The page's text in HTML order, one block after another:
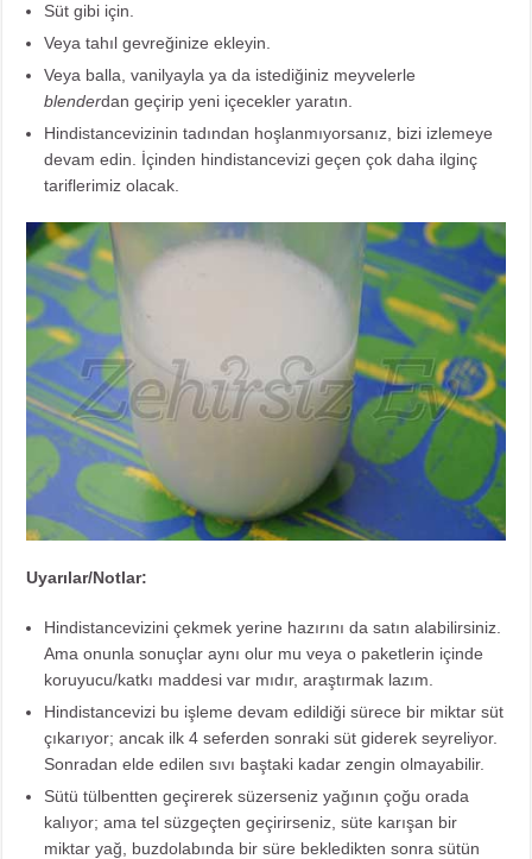
Süt gibi için.
Veya tahıl gevreğinize ekleyin.
Veya balla, vanilyayla ya da istediğiniz meyvelerle
blenderdan geçirip yeni içecekler yaratın.
Hindistancevizinin tadından hoşlanmıyorsanız, bizi izlemeye
devam edin. İçinden hindistancevizi geçen çok daha ilginç
tariflerimiz olacak.
Uyarılar/Notlar:
Hindistancevizini çekmek yerine hazırını da satın alabilirsiniz.
Ama onunla sonuçlar aynı olur mu veya o paketlerin içinde
koruyucu/katkı maddesi var mıdır, araştırmak lazım.
Hindistancevizi bu işleme devam edildiği sürece bir miktar süt
çıkarıyor; ancak ilk 4 seferden sonraki süt giderek seyreliyor.
Sonradan elde edilen sıvı baştaki kadar zengin olmayabilir.
Sütü tülbentten geçirerek süzerseniz yağının çoğu orada
kalıyor; ama tel süzgeçten geçirirseniz, süte karışan bir
miktar yağ, buzdolabında bir süre bekledikten sonra sütün